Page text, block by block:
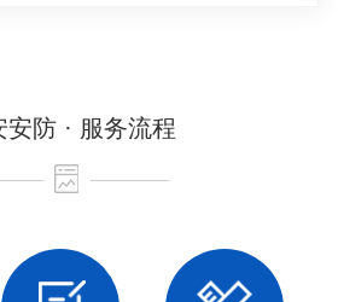
安防 · 服务流程